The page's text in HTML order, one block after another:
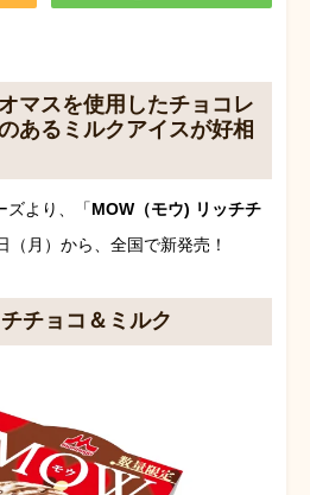
マスを使用したチョコレ
あるミルクアイスが好相
ズより、「MOW（モウ) リッチチ
（月）から、全国で新発売！
チョコ＆ミルク